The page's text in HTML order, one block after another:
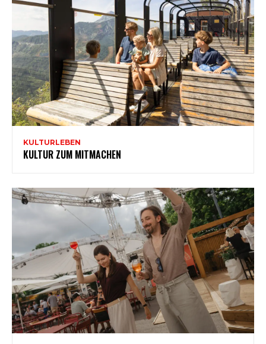
KULTURLEBEN
KULTUR ZUM MITMACHEN